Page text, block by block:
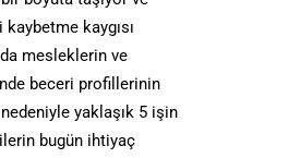
kaygısı
mesleklerin ve
beceri profillerinin
yaklaşık 5 işin
bugün ihtiyaç